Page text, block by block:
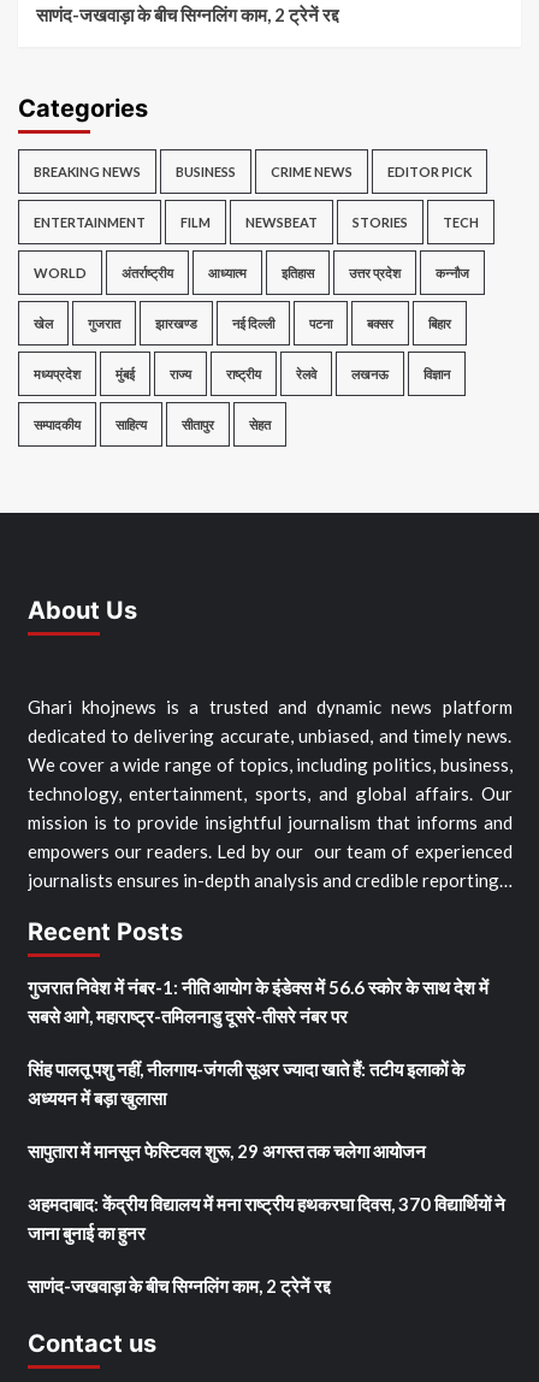
साणंद-जखवाड़ा के बीच सिग्नलिंग काम, 2 ट्रेनें रद्द
Categories
BREAKING NEWS BUSINESS CRIME NEWS EDITOR PICK
ENTERTAINMENT FILM NEWSBEAT STORIES TECH
WORLD अंतर्राष्ट्रीय आध्यात्म इतिहास उत्तर प्रदेश कन्नौज
खेल गुजरात झारखण्ड नई दिल्ली पटना बक्सर बिहार
मध्यप्रदेश मुंबई राज्य राष्ट्रीय रेलवे लखनऊ विज्ञान
सम्पादकीय साहित्य सीतापुर सेहत
About Us
Ghari khojnews is a trusted and dynamic news platform
dedicated to delivering accurate, unbiased, and timely news.
We cover a wide range of topics, including politics, business,
technology, entertainment, sports, and global affairs. Our
mission is to provide insightful journalism that informs and
empowers our readers. Led by our our team of experienced
journalists ensures in-depth analysis and credible reporting…
Recent Posts
गुजरात निवेश में नंबर-1: नीति आयोग के इंडेक्स में 56.6 स्कोर के साथ देश में
सबसे आगे, महाराष्ट्र-तमिलनाडु दूसरे-तीसरे नंबर पर
सिंह पालतू पशु नहीं, नीलगाय-जंगली सूअर ज्यादा खाते हैं: तटीय इलाकों के
अध्ययन में बड़ा खुलासा
सापुतारा में मानसून फेस्टिवल शुरू, 29 अगस्त तक चलेगा आयोजन
अहमदाबाद: केंद्रीय विद्यालय में मना राष्ट्रीय हथकरघा दिवस, 370 विद्यार्थियों ने
जाना बुनाई का हुनर
साणंद-जखवाड़ा के बीच सिग्नलिंग काम, 2 ट्रेनें रद्द
Contact us